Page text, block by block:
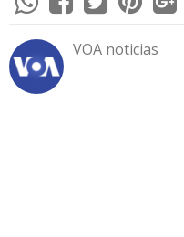
VOA noticias